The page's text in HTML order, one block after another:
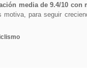
media de 9.4/10 con
motiva, para seguir